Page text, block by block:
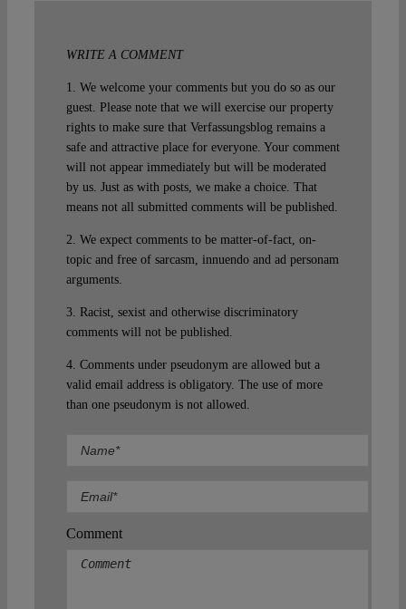
WRITE A COMMENT
1. We welcome your comments but you do so as our
guest. Please note that we will exercise our property
rights to make sure that Verfassungsblog remains a
safe and attractive place for everyone. Your comment
will not appear immediately but will be moderated
by us. Just as with posts, we make a choice. That
means not all submitted comments will be published.
2. We expect comments to be matter-of-fact, on-
topic and free of sarcasm, innuendo and ad personam
arguments.
3. Racist, sexist and otherwise discriminatory
comments will not be published.
4. Comments under pseudonym are allowed but a
valid email address is obligatory. The use of more
than one pseudonym is not allowed.
Comment